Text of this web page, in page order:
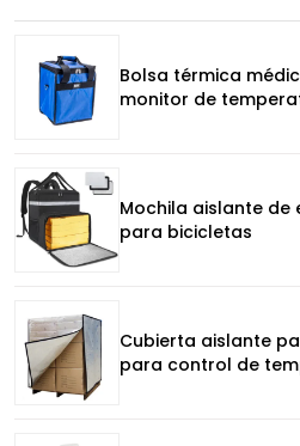
Bolsa térmica
monitor de
Mochila aislante de
para bicicletas
Cubierta aislante
para control de